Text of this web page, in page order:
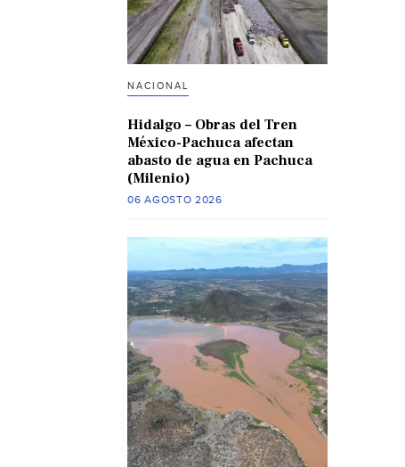
NACIONAL
Hidalgo – Obras del Tren
México-Pachuca afectan
abasto de agua en Pachuca
(Milenio)
06 AGOSTO 2026